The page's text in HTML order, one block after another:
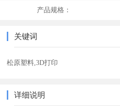
产品规格：
关键词
松原塑料,3D打印
详细说明